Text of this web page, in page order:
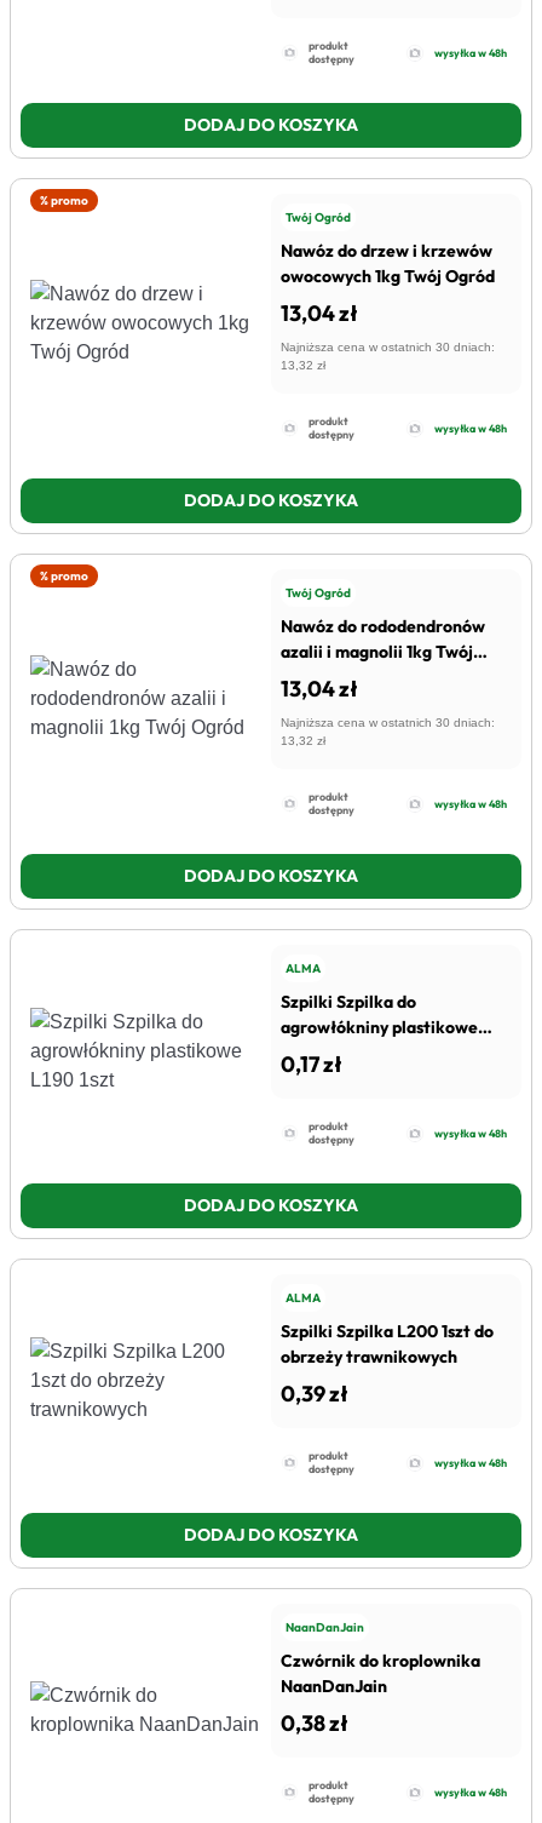
produkt
dostępny
wysyłka w 48h
DODAJ DO KOSZYKA
% promo
Twój Ogród
Nawóz do drzew i krzewów
owocowych 1kg Twój Ogród
13,04 zł
Najniższa cena w ostatnich 30 dniach:
13,32 zł
produkt
dostępny
wysyłka w 48h
DODAJ DO KOSZYKA
% promo
Twój Ogród
Nawóz do rododendronów
azalii i magnolii 1kg Twój
Ogród
13,04 zł
Najniższa cena w ostatnich 30 dniach:
13,32 zł
produkt
dostępny
wysyłka w 48h
DODAJ DO KOSZYKA
ALMA
Szpilki Szpilka do
agrowłókniny plastikowe
L190 1szt
0,17 zł
produkt
dostępny
wysyłka w 48h
DODAJ DO KOSZYKA
ALMA
Szpilki Szpilka L200 1szt do
obrzeży trawnikowych
0,39 zł
produkt
dostępny
wysyłka w 48h
DODAJ DO KOSZYKA
NaanDanJain
Czwórnik do kroplownika
NaanDanJain
0,38 zł
produkt
dostępny
wysyłka w 48h